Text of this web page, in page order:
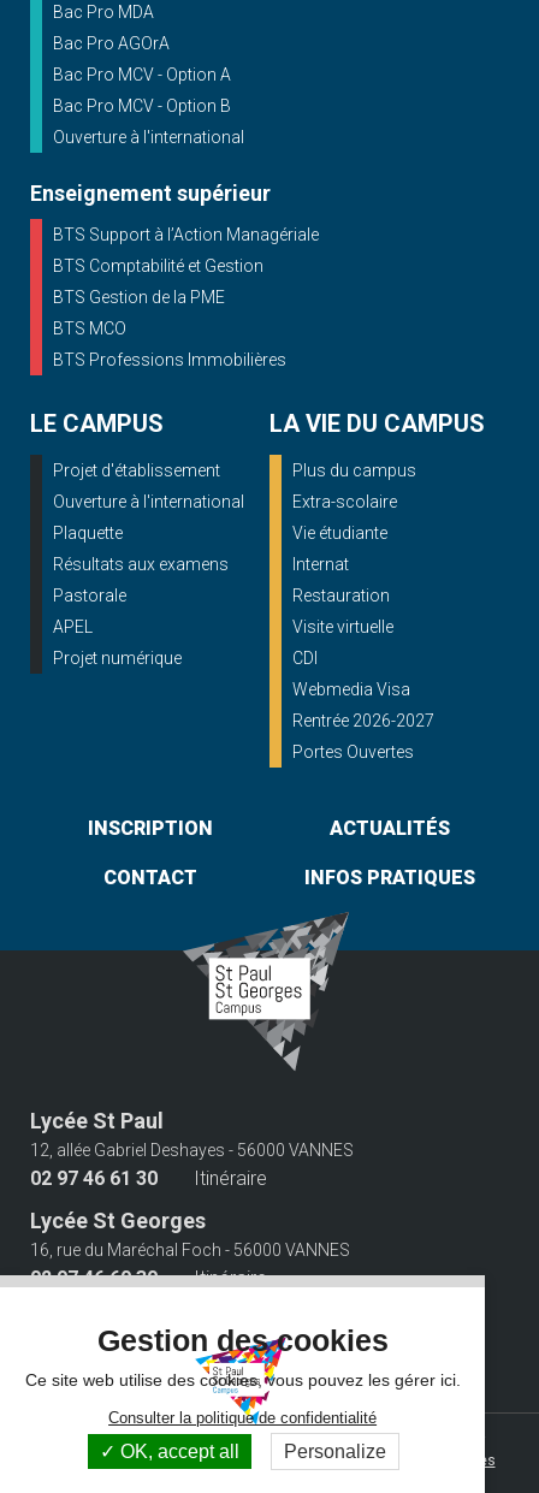
Bac Pro MDA
Bac Pro AGOrA
Bac Pro MCV - Option A
Bac Pro MCV - Option B
Ouverture à l'international
Enseignement supérieur
BTS Support à l’Action Managériale
BTS Comptabilité et Gestion
BTS Gestion de la PME
BTS MCO
BTS Professions Immobilières
LE CAMPUS
Projet d'établissement
Ouverture à l'international
Plaquette
Résultats aux examens
Pastorale
APEL
Projet numérique
LA VIE DU CAMPUS
Plus du campus
Extra-scolaire
Vie étudiante
Internat
Restauration
Visite virtuelle
CDI
Webmedia Visa
Rentrée 2026-2027
Portes Ouvertes
INSCRIPTION ACTUALITÉS
CONTACT INFOS PRATIQUES
Lycée St Paul
12, allée Gabriel Deshayes - 56000 VANNES
02 97 46 61 30 Itinéraire
Lycée St Georges
16, rue du Maréchal Foch - 56000 VANNES
02 97 46 60 30 Itinéraire
© 2026 Campus Saint Paul Saint Georges - Tous droits réservés -
Photos non contractuelles -Mentions légales-Gestion des cookies
Gestion des cookies
Ce site web utilise des cookies, vous pouvez les gérer ici.
Consulter la politique de confidentialité
OK, accept all Personalize